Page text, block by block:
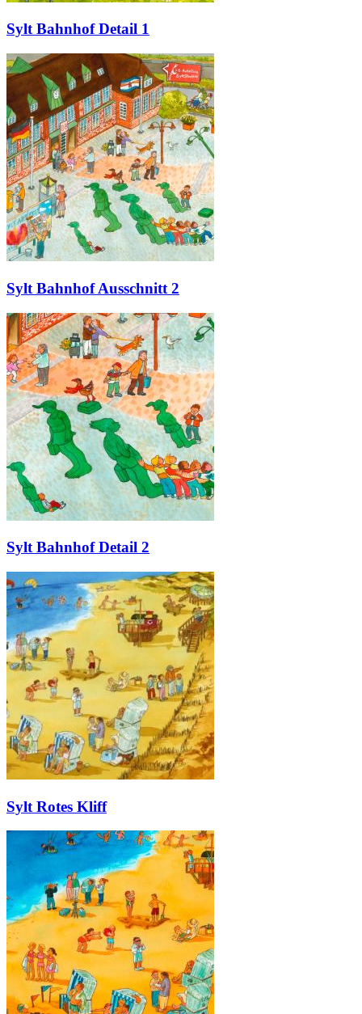
Sylt Bahnhof Detail 1
Sylt Bahnhof Ausschnitt 2
Sylt Bahnhof Detail 2
Sylt Rotes Kliff